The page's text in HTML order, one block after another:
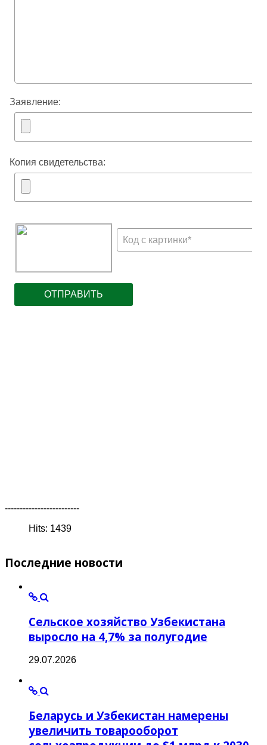
-------------------------
Hits: 1439
Последние новости
Сельское хозяйство Узбекистана
выросло на 4,7% за полугодие
29.07.2026
Беларусь и Узбекистан намерены
увеличить товарооборот